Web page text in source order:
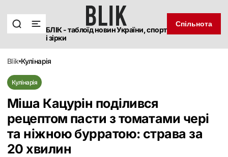
БЛІК - таблоїд новин України, спорт
і зірки
Спільнота
blik кулінарія
Кулінарія
Міша Кацурін поділився
рецептом пасти з томатами чері
та ніжною бурратою: страва за
20 хвилин